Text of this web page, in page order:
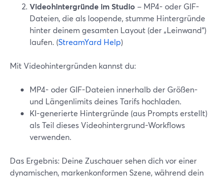
Videohintergründe im Studio – MP4- oder GIF-
Dateien, die als loopende, stumme Hintergründe
hinter deinem gesamten Layout (der „Leinwand“)
laufen. (StreamYard Help)
Mit Videohintergründen kannst du:
MP4- oder GIF-Dateien innerhalb der Größen-
und Längenlimits deines Tarifs hochladen.
KI-generierte Hintergründe (aus Prompts erstellt)
als Teil dieses Videohintergrund-Workflows
verwenden.
Das Ergebnis: Deine Zuschauer sehen dich vor einer
dynamischen, markenkonformen Szene, während dein